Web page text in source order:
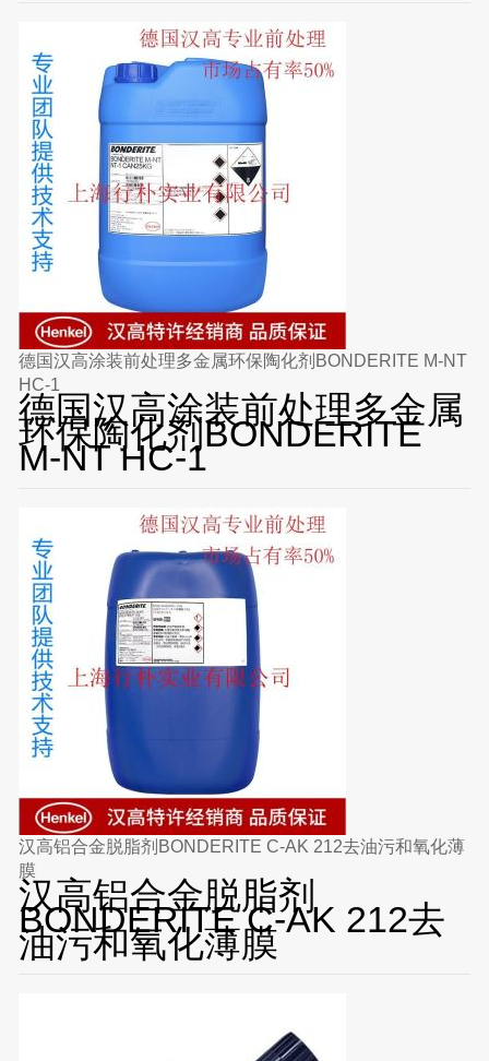
德国汉高涂装前处理多金属环保陶化剂BONDERITE M-NT
HC-1
德国汉高涂装前处理多金属
环保陶化剂BONDERITE
M-NT HC-1
汉高铝合金脱脂剂BONDERITE C-AK 212去油污和氧化薄
膜
汉高铝合金脱脂剂
BONDERITE C-AK 212去
油污和氧化薄膜